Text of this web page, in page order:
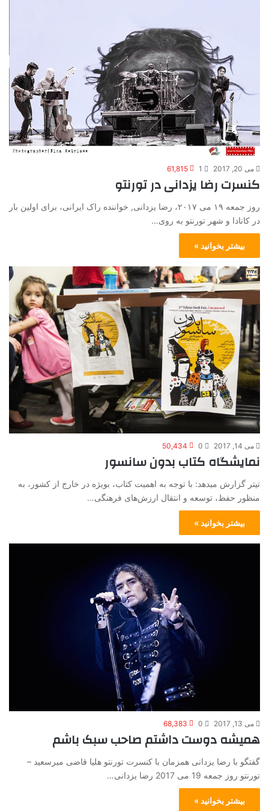
می 20, 2017 1
61,815
کنسرت رضا یزدانی در تورنتو
روز جمعه ۱۹ می ۲۰۱۷، رضا یزدانی, خواننده راک ایرانی، برای اولین بار
در کانادا و شهر تورنتو به روی…
بیشتر بخوانید »
می 14, 2017 0
50,434
نمایشگاه کتاب بدون سانسور
تیتر گزارش میدهد: با توجه به اهمیت کتاب، بویژه در خارج از کشور، به
منظور حفظ، توسعه و انتقال ارزش‌های فرهنگی…
بیشتر بخوانید »
می 13, 2017 0
68,383
همیشه دوست داشتم صاحب سبک باشم
گفتگو با رضا یزدانی همزمان با کنسرت تورنتو هلیا قاضی میرسعید –
تورنتو روز جمعه 19 می 2017 رضا یزدانی…
بیشتر بخوانید »